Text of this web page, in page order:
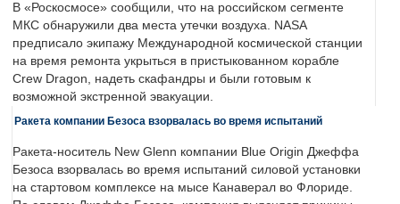
В «Роскосмосе» сообщили, что на российском сегменте
МКС обнаружили два места утечки воздуха. NASA
предписало экипажу Международной космической станции
на время ремонта укрыться в пристыкованном корабле
Crew Dragon, надеть скафандры и были готовым к
возможной экстренной эвакуации.
Ракета компании Безоса взорвалась во время испытаний
Ракета-носитель New Glenn компании Blue Origin Джеффа
Безоса взорвалась во время испытаний силовой установки
на стартовом комплексе на мысе Канаверал во Флориде.